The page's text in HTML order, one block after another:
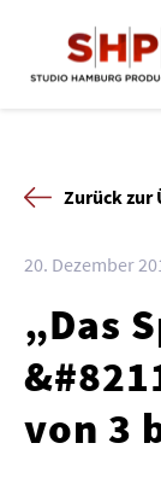
Zurück zur
20. Dezember
„Das
von 3